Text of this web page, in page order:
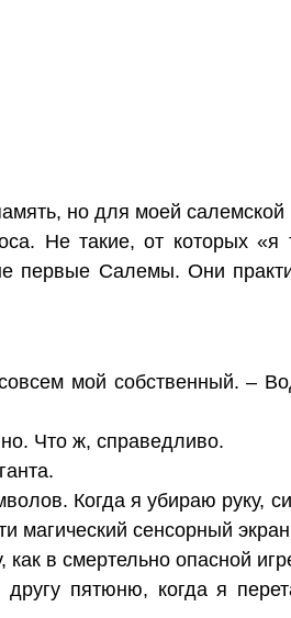
но для моей
Не такие, от которых «я
первые Салемы. Они
мой собственный. –
Что ж, справедливо.
Когда я убираю руку,
магический сенсорный
в смертельно опасной
пятюню, когда я